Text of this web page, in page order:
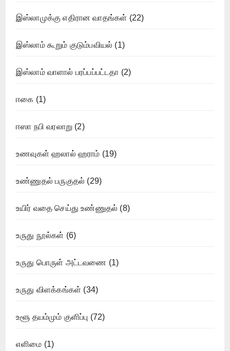
இஸ்லாமுக்கு எதிரான வாதங்கள் (22)
இஸ்லாம் கூறும் குடும்பவியல் (1)
இஸ்லாம் வாளால் பரப்பப்பட்டதா (2)
ஈகை (1)
ஈஸா நபி வரலாறு (2)
உணவுகள் ஹலால் ஹராம் (19)
உண்ணுதல் பருகுதல் (29)
உயிர் வதை செய்து உண்ணுதல் (8)
உருது நூல்கள் (6)
உருது பொருள் அட்டவணை (1)
உருது விளக்கங்கள் (34)
உளூ தயம்மும் குளிப்பு (72)
எளிமை (1)